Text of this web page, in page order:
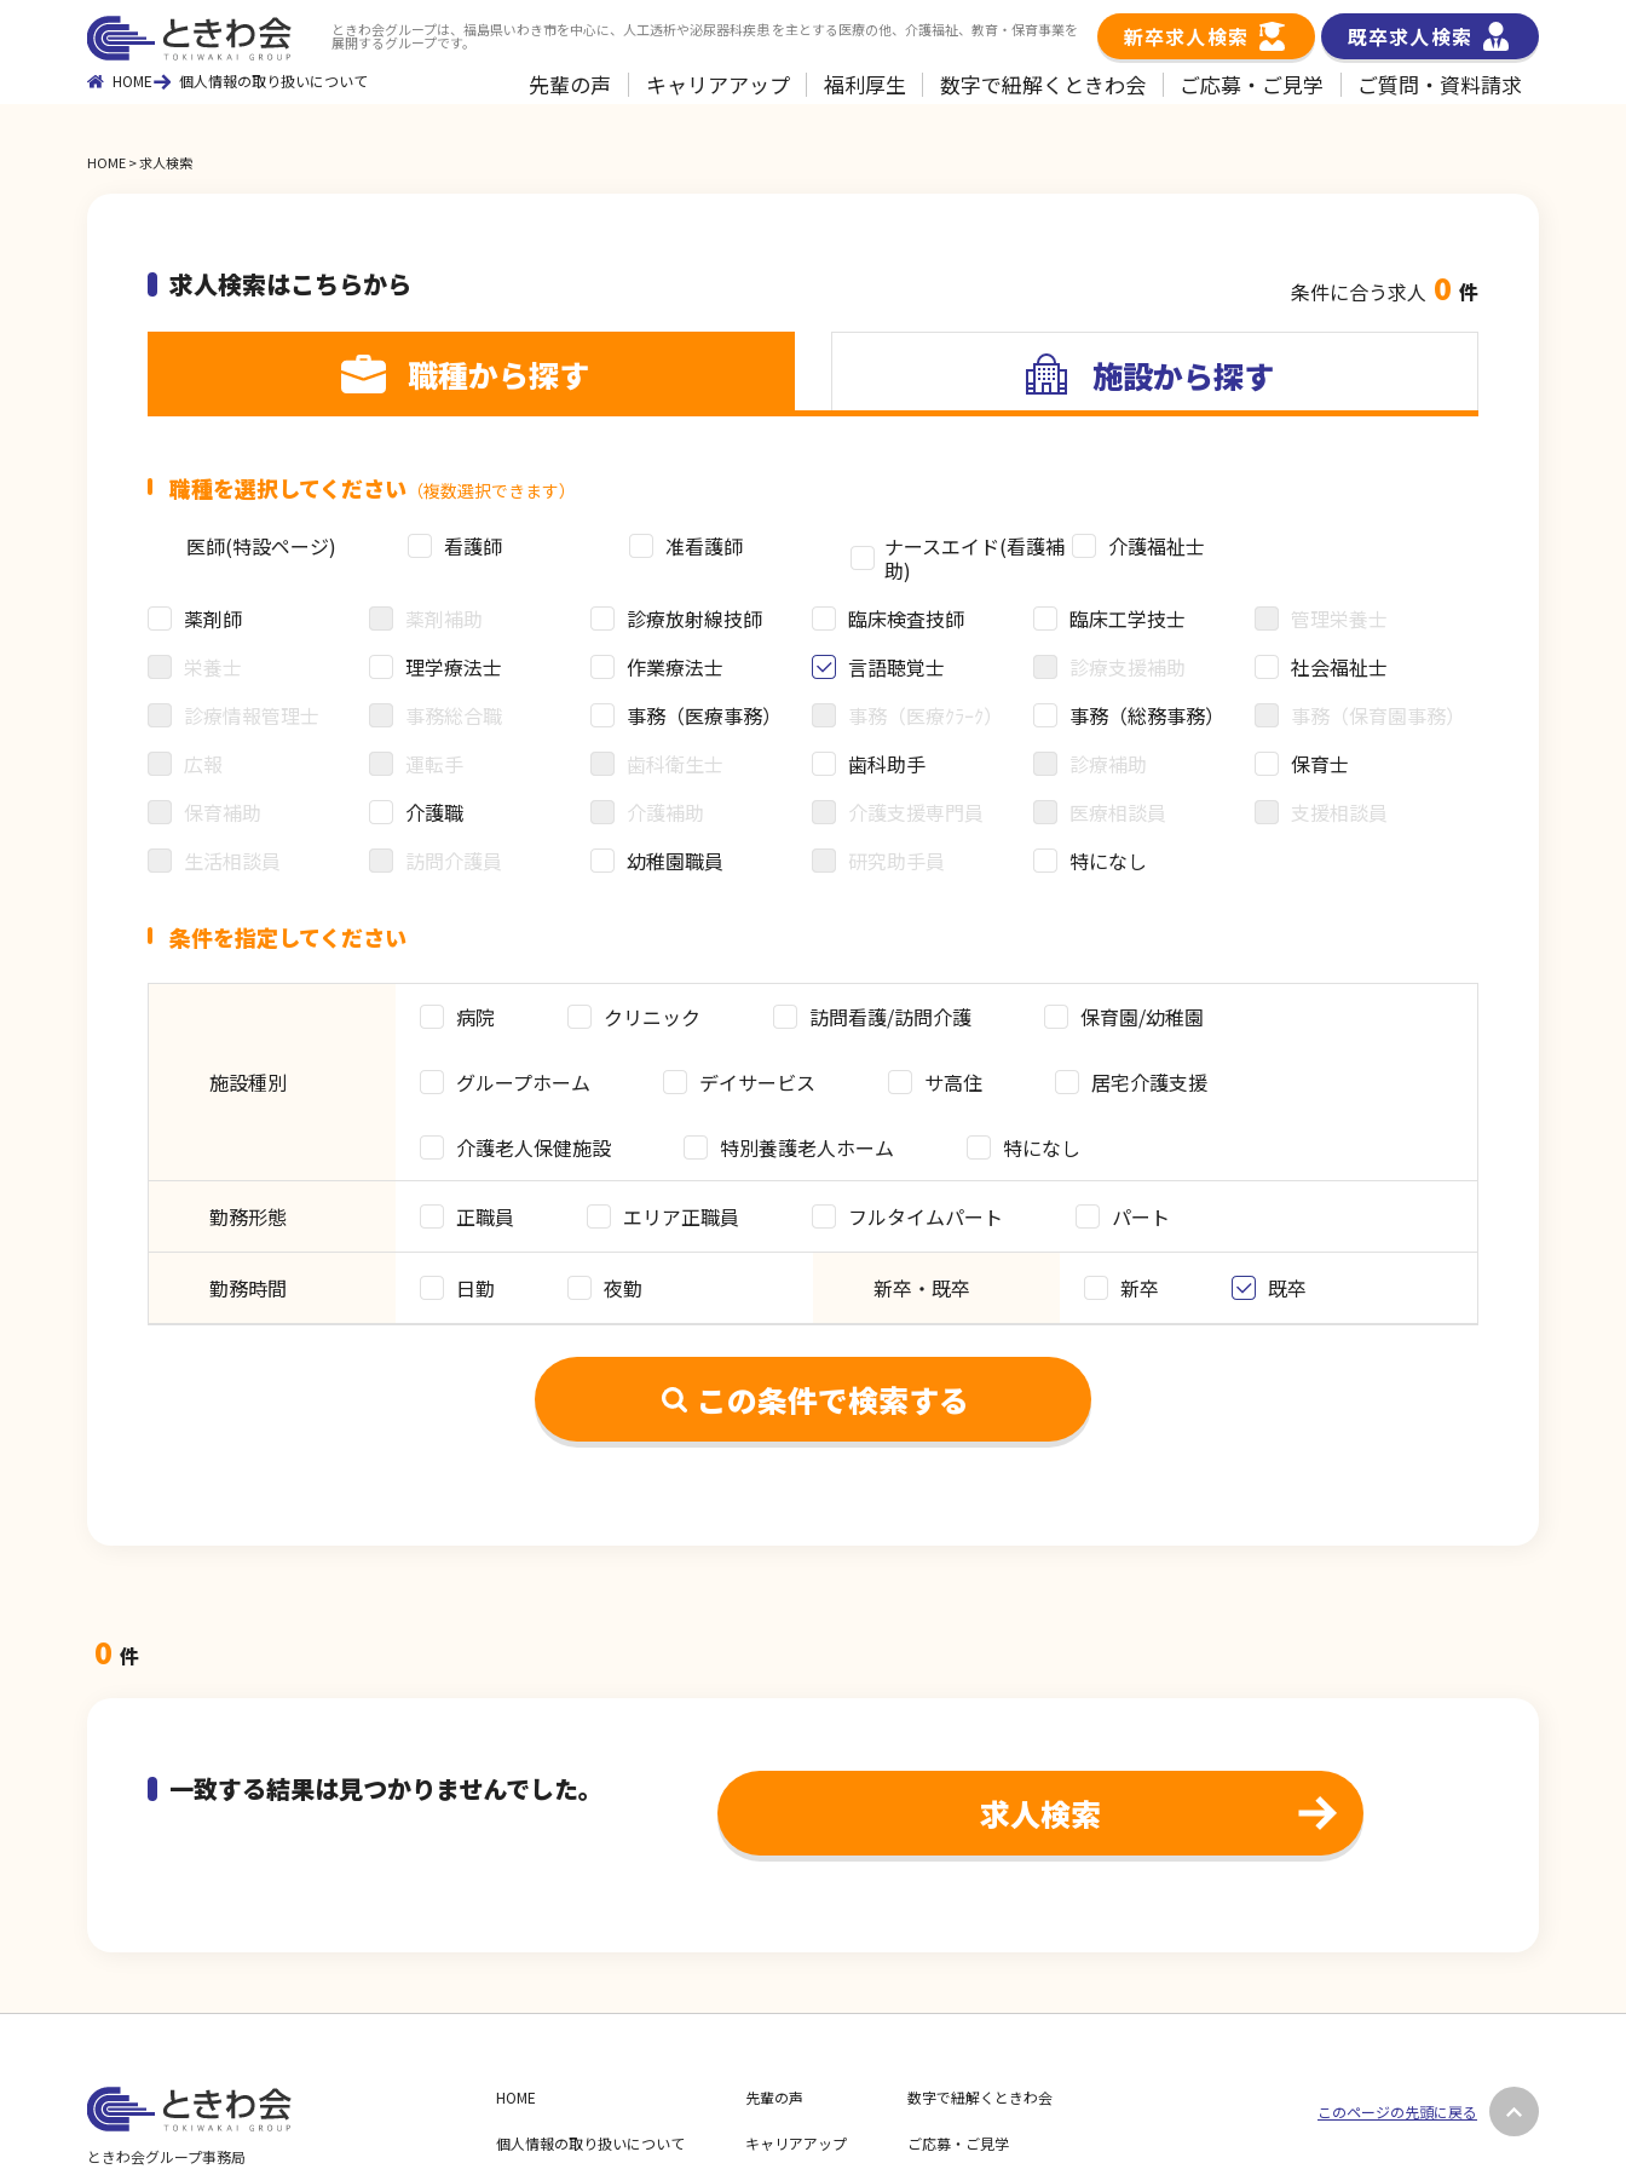
ときわ会グループは、福島県いわき市を中心に、人工透析や泌尿器科疾患 を主とする医療の他、介護福祉、教育・保育事業を
展開するグループです。 新卒求人検索 既卒求人検索
HOME 個人情報の取り扱いについて 先輩の声 キャリアアップ 福利厚生 数字で紐解くときわ会 ご応募・ご見学 ご質問・資料請求
HOME 求人検索
求人検索はこちらから 条件に合う求人 0 件
職種から探す 施設から探す
職種を選択してください （複数選択できます）
医師(特設ページ) 看護師 准看護師
ナースエイド(看護補
助)
介護福祉士
薬剤師 薬剤補助 診療放射線技師 臨床検査技師 臨床工学技士
管理栄養士
栄養士
理学療法士 作業療法士 言語聴覚士 診療支援補助
社会福祉士
診療情報管理士
事務総合職 事務（医療事務） 事務（医療ｸﾗｰｸ） 事務（総務事務）
事務（保育園事務）
広報
運転手 歯科衛生士 歯科助手 診療補助
保育士
保育補助
介護職 介護補助 介護支援専門員 医療相談員
支援相談員
生活相談員
訪問介護員 幼稚園職員 研究助手員 特になし
条件を指定してください
施設種別
病院 クリニック 訪問看護/訪問介護 保育園/幼稚園
グループホーム デイサービス サ高住 居宅介護支援
介護老人保健施設 特別養護老人ホーム 特になし
勤務形態 正職員 エリア正職員 フルタイムパート パート
勤務時間 日勤 夜勤 新卒・既卒 新卒 既卒
0 件
一致する結果は見つかりませんでした。
求人検索
ときわ会グループ事務局
HOME
個人情報の取り扱いについて
先輩の声
キャリアアップ
数字で紐解くときわ会
ご応募・ご見学
このページの先頭に戻る